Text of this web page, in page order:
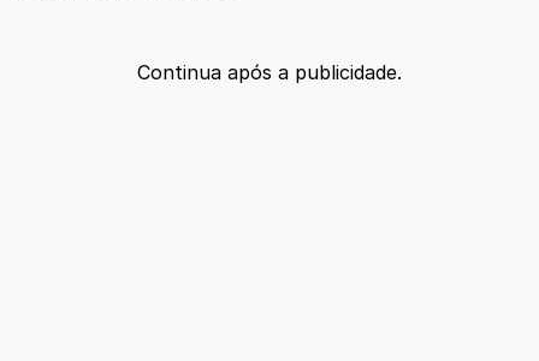
Continua após a publicidade.